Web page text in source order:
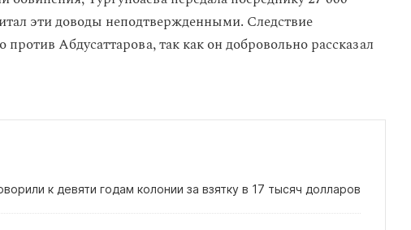
эти доводы неподтвержденными. Следствие
против Абдусаттарова, так как он добровольно рассказал
к девяти годам колонии за взятку в 17 тысяч долларов